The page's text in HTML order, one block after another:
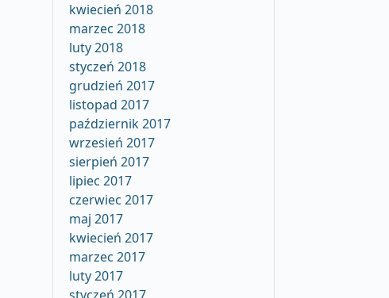
kwiecień 2018
marzec 2018
luty 2018
styczeń 2018
grudzień 2017
listopad 2017
październik 2017
wrzesień 2017
sierpień 2017
lipiec 2017
czerwiec 2017
maj 2017
kwiecień 2017
marzec 2017
luty 2017